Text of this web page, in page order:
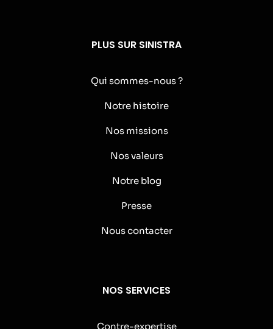
PLUS SUR SINISTRA
Qui sommes-nous ?
Notre histoire
Nos missions
Nos valeurs
Notre blog
Presse
Nous contacter
NOS SERVICES
Contre-expertise